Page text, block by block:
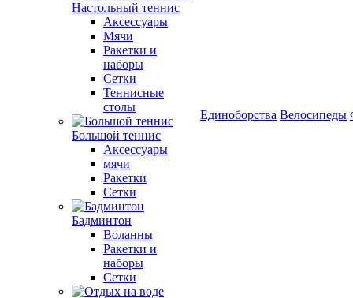
Настольный теннис
Аксессуары
Мячи
Ракетки и
наборы
Сетки
Теннисные
столы
Большой теннис
Аксессуары
мячи
Ракетки
Сетки
Бадминтон
Воланны
Ракетки и
наборы
Сетки
Единоборства Велосипеды